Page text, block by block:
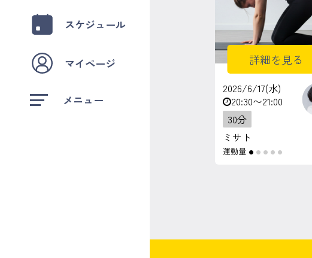
スケジュール
マイページ
メニュー
詳細を見る
2026/6/17(水)
20:30〜21:00
30分
ミサト
運動量 ● ● ● ● ●